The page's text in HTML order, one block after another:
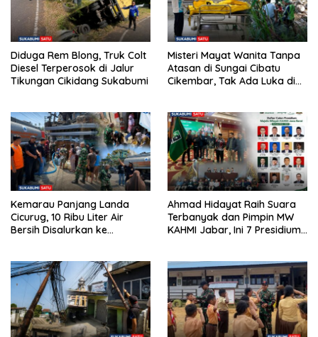
Diduga Rem Blong, Truk Colt
Diesel Terperosok di Jalur
Tikungan Cikidang Sukabumi
Misteri Mayat Wanita Tanpa
Atasan di Sungai Cibatu
Cikembar, Tak Ada Luka di
Kemarau Panjang Landa
Cicurug, 10 Ribu Liter Air
Bersih Disalurkan ke
Ahmad Hidayat Raih Suara
Terbanyak dan Pimpin MW
KAHMI Jabar, Ini 7 Presidium